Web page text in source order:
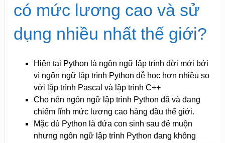
có mức lương cao và sử
dụng nhiều nhất thế giới?
Hiện tại Python là ngôn ngữ lập trình đời mới bởi
vì ngôn ngữ lập trình Python dễ học hơn nhiều so
với lập trình Pascal và lập trình C++
Cho nên ngôn ngữ lập trình Python đã và đang
chiếm lĩnh mức lương cao hàng đầu thế giới.
Mặc dù Python là đứa con sinh sau đẻ muộn
nhưng ngôn ngữ lập trình Python đang không